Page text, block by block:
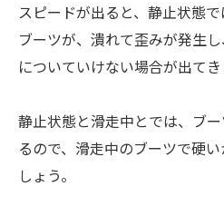
スピードが出ると、静止状態
ブーツが、潰れて歪みが発生
についていけない場合が出てき
静止状態と滑走中とでは、ブ
るので、滑走中のブーツで硬
しょう。